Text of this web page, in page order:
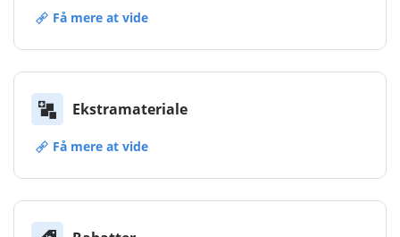
Få mere at vide
Ekstramateriale
Få mere at vide